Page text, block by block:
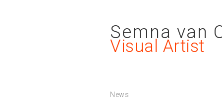
Semna van
Visual Artist
News